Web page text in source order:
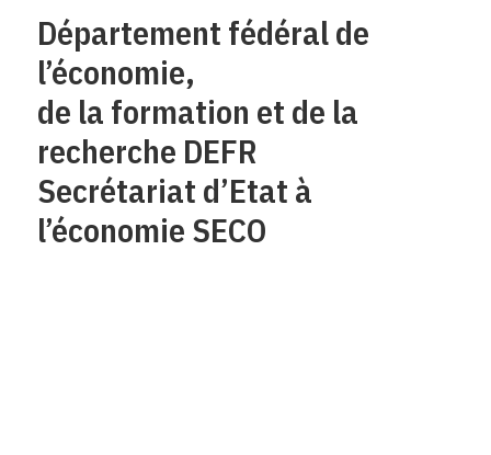
Département fédéral de
l’économie,
de la formation et de la
recherche DEFR
Secrétariat d’Etat à
l’économie SECO